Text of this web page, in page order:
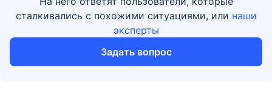
сталкивались с похожими ситуациями, или наши
эксперты
Задать вопрос